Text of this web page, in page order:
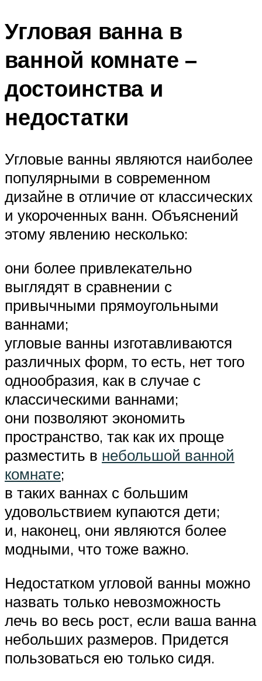
Угловая ванна в
ванной комнате –
достоинства и
недостатки
Угловые ванны являются наиболее
популярными в современном
дизайне в отличие от классических
и укороченных ванн. Объяснений
этому явлению несколько:
они более привлекательно
выглядят в сравнении с
привычными прямоугольными
ваннами;
угловые ванны изготавливаются
различных форм, то есть, нет того
однообразия, как в случае с
классическими ваннами;
они позволяют экономить
пространство, так как их проще
разместить в небольшой ванной
комнате;
в таких ваннах с большим
удовольствием купаются дети;
и, наконец, они являются более
модными, что тоже важно.
Недостатком угловой ванны можно
назвать только невозможность
лечь во весь рост, если ваша ванна
небольших размеров. Придется
пользоваться ею только сидя.